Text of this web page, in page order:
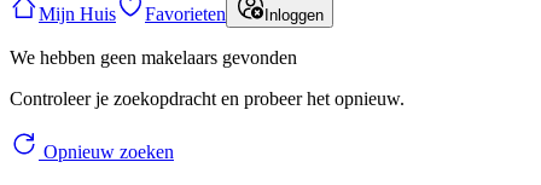
Mijn Huis Favorieten Inloggen
We hebben geen makelaars gevonden
Controleer je zoekopdracht en probeer het opnieuw.
Opnieuw zoeken